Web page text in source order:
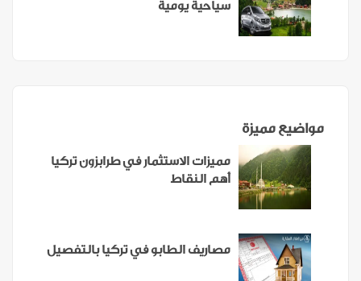
سياحية يومية
مواضيع مميزة
مميزات الاستثمار في طرابزون تركيا
أهم النقاط
مصاريف الطابو في تركيا بالتفصيل